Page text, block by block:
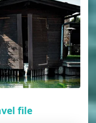
file